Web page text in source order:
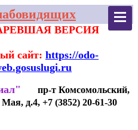
ВЕРСИЯ
сайт: https://odo-
пр-т Комсомольский,
д.4, +7 (3852) 20-61-30